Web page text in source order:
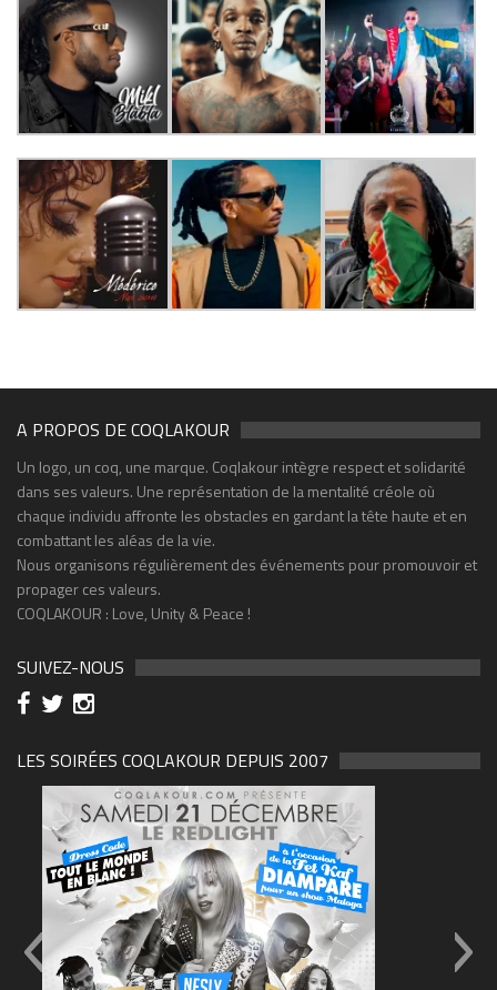
A PROPOS DE COQLAKOUR
Un logo, un coq, une marque. Coqlakour intègre respect et solidarité
dans ses valeurs. Une représentation de la mentalité créole où
chaque individu affronte les obstacles en gardant la tête haute et en
combattant les aléas de la vie.
Nous organisons régulièrement des événements pour promouvoir et
propager ces valeurs.
COQLAKOUR : Love, Unity & Peace !
SUIVEZ-NOUS
LES SOIRÉES COQLAKOUR DEPUIS 2007